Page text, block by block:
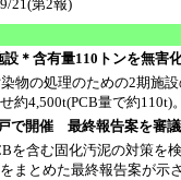
第2報)
設＊含有量110トンを無
物の処理のための2期施
約4,500t(PCB量で約110t)
で開催 最終報告案を審
を含む固化汚泥の対策を
まとめた最終報告案が示